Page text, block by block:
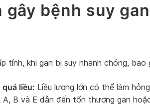
gây bệnh suy
tính, khi gan bị suy nhanh chóng, bao
liều: Liều lượng lớn có thể làm
A, B và E dẫn đến tổn thương gan